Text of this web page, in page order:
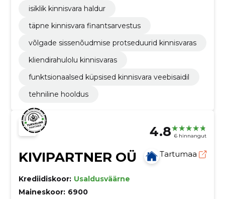
isiklik kinnisvara haldur
täpne kinnisvara finantsarvestus
võlgade sissenõudmise protseduurid kinnisvaras
kliendirahulolu kinnisvaras
funktsionaalsed küpsised kinnisvara veebisaidil
tehniline hooldus
4.8 6 hinnangut
KIVIPARTNER OÜ Tartumaa
Krediidiskoor: Usaldusväärne
Maineskoor: 6900